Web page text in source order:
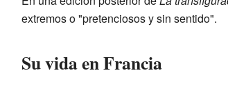
extremos o "pretenciosos y sin sentido".
Su vida en Francia